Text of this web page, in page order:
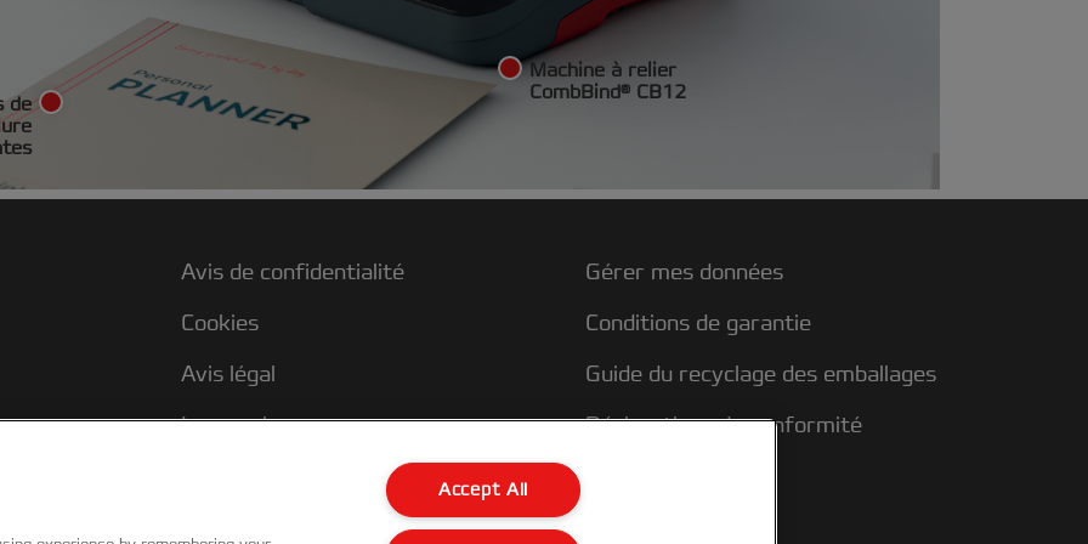
Machine à relier
CombBind® CB12
de
Avis de confidentialité
Cookies
Avis légal
Impression
Gérer mes données
Conditions de garantie
Guide du recyclage des emballages
Déclarations de conformité
Accept All